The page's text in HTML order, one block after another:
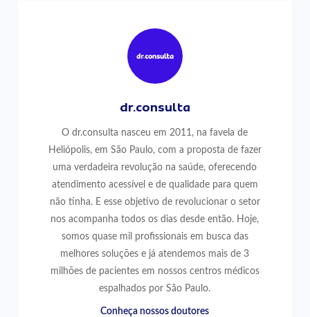
dr.consulta
O dr.consulta nasceu em 2011, na favela de
Heliópolis, em São Paulo, com a proposta de fazer
uma verdadeira revolução na saúde, oferecendo
atendimento acessível e de qualidade para quem
não tinha. E esse objetivo de revolucionar o setor
nos acompanha todos os dias desde então. Hoje,
somos quase mil profissionais em busca das
melhores soluções e já atendemos mais de 3
milhões de pacientes em nossos centros médicos
espalhados por São Paulo.
Conheça nossos doutores